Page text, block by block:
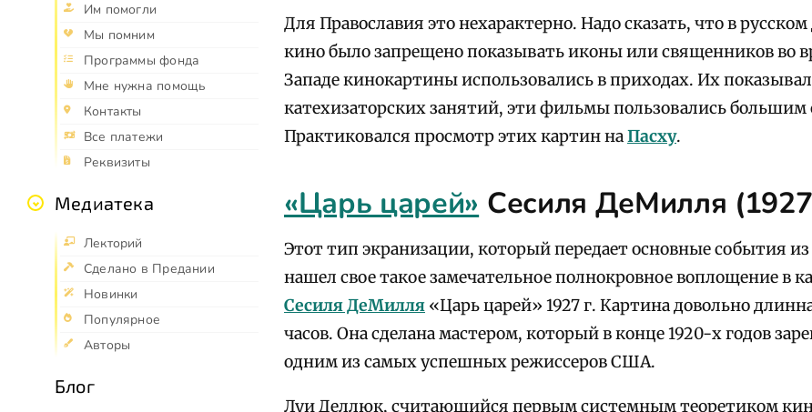
Им помогли
Мы помним
Программы фонда
Мне нужна помощь
Контакты
Все платежи
Реквизиты
Медиатека
Лекторий
Сделано в Предании
Новинки
Популярное
Авторы
Блог
Для Православия это нехарактерно. Надо сказать, что в
кино было запрещено показывать иконы или священников во
Западе кинокартины использовались в приходах. Их
катехизаторских занятий, эти фильмы пользовались большим
Практиковался просмотр этих картин наПасху.
«Царь царей» Сесиля ДеМилля
Этот тип экранизации, который передает основные события
нашел свое такое замечательное полнокровное воплощение в
Сесиля ДеМилля «Царь царей» 1927 г. Картина довольно
часов. Она сделана мастером, который в конце 1920-х годов
одним из самых успешных режиссеров США.
Луи Деллюк, считающийся первым системным теоретиком